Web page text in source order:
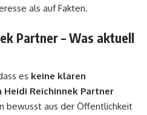
als auf Fakten.
Partner – Was aktuell
es keine klaren
Reichinnek Partner
bewusst aus der Öffentlichkeit